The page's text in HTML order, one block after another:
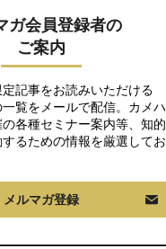
ガ会員登録者の
ご案内
定記事をお読みいただける
覧をメールで配信。カメハ
の各種セミナー案内等、知的
るための情報を厳選してお
メルマガ登録